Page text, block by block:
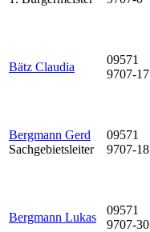
Bätz Claudia
09571
9707-17
Bergmann Gerd
Sachgebietsleiter
09571
9707-18
Bergmann Lukas
09571
9707-30